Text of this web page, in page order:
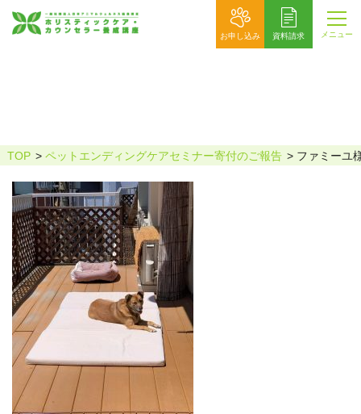
お申し込み 資料請求 メニュー
TOP ペットエンディングケアセミナー寄付のご報告 ファミーユ